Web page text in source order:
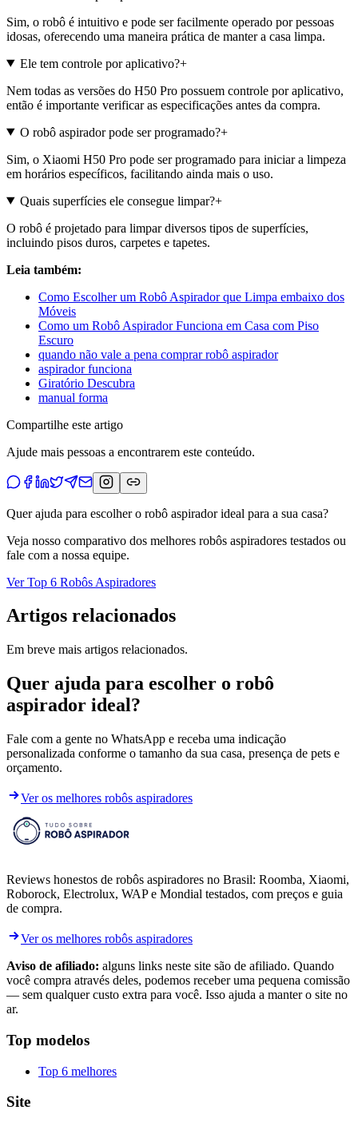
Sim, o robô é intuitivo e pode ser facilmente operado por pessoas
idosas, oferecendo uma maneira prática de manter a casa limpa.
Ele tem controle por aplicativo?+
Nem todas as versões do H50 Pro possuem controle por aplicativo,
então é importante verificar as especificações antes da compra.
O robô aspirador pode ser programado?+
Sim, o Xiaomi H50 Pro pode ser programado para iniciar a limpeza
em horários específicos, facilitando ainda mais o uso.
Quais superfícies ele consegue limpar?+
O robô é projetado para limpar diversos tipos de superfícies,
incluindo pisos duros, carpetes e tapetes.
Leia também:
Como Escolher um Robô Aspirador que Limpa embaixo dos
Móveis
Como um Robô Aspirador Funciona em Casa com Piso
Escuro
quando não vale a pena comprar robô aspirador
aspirador funciona
Giratório Descubra
manual forma
Compartilhe este artigo
Ajude mais pessoas a encontrarem este conteúdo.
Quer ajuda para escolher o robô aspirador ideal para a sua casa?
Veja nosso comparativo dos melhores robôs aspiradores testados ou
fale com a nossa equipe.
Ver Top 6 Robôs Aspiradores
Artigos relacionados
Em breve mais artigos relacionados.
Quer ajuda para escolher o robô
aspirador ideal?
Fale com a gente no WhatsApp e receba uma indicação
personalizada conforme o tamanho da sua casa, presença de pets e
orçamento.
Ver os melhores robôs aspiradores
Reviews honestos de robôs aspiradores no Brasil: Roomba, Xiaomi,
Roborock, Electrolux, WAP e Mondial testados, com preços e guia
de compra.
Ver os melhores robôs aspiradores
Aviso de afiliado: alguns links neste site são de afiliado. Quando
você compra através deles, podemos receber uma pequena comissão
— sem qualquer custo extra para você. Isso ajuda a manter o site no
ar.
Top modelos
Top 6 melhores
Site